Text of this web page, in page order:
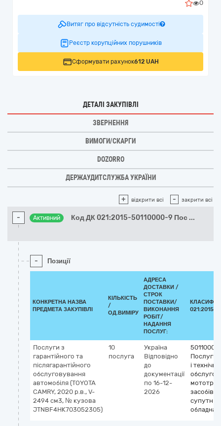
0
Витяг про відсутність судимості
Реєстр корупційних порушників
Сформувати рахунок612 UAH
ДЕТАЛІ ЗАКУПІВЛІ
ЗВЕРНЕННЯ
ВИМОГИ/СКАРГИ
DOZORRO
ДЕРЖАУДИТСЛУЖБА УКРАЇНИ
+ відкрити всі - закрити всі
- Активний Код ДК 021:2015-50110000-9 Пос ...
- Позиції
КОНКРЕТНА НАЗВА
ПРЕДМЕТА ЗАКУПІВЛІ
КІЛЬКІСТЬ
/
ОД.ВИМІРУ
АДРЕСА
ДОСТАВКИ /
СТРОК
ПОСТАВКИ/
ВИКОНАННЯ
РОБІТ/
НАДАННЯ
ПОСЛУГ:
021:2015
Послуги з
гарантійного та
післягарантійного
обслуговування
автомобіля (TOYOTA
CAMRY, 2020 р.в., V-
2494 см3, № кузова
JTNBF4HK703052305)
10
послуга
Україна
Відповідно
до
документації
по 16-12-
2026
Послуги
і
засобів і